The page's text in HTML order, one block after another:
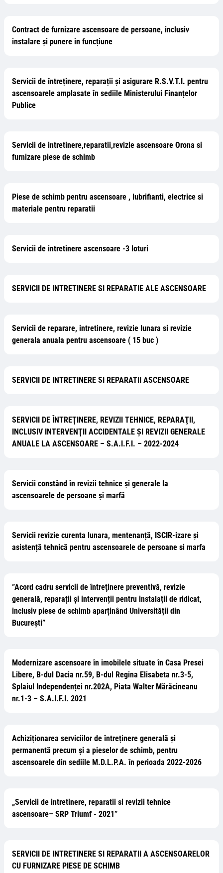
Contract de furnizare ascensoare de persoane, inclusiv
instalare și punere in funcțiune
Servicii de întreținere, reparații și asigurare R.S.V.T.I. pentru
ascensoarele amplasate în sediile Ministerului Finanțelor
Publice
Servicii de intretinere,reparatii,revizie ascensoare Orona si
furnizare piese de schimb
Piese de schimb pentru ascensoare , lubrifianti, electrice si
materiale pentru reparatii
Servicii de intretinere ascensoare -3 loturi
SERVICII DE INTRETINERE SI REPARATIE ALE ASCENSOARE
Servicii de reparare, intretinere, revizie lunara si revizie
generala anuala pentru ascensoare ( 15 buc )
SERVICII DE INTRETINERE SI REPARATII ASCENSOARE
SERVICII DE ÎNTREŢINERE, REVIZII TEHNICE, REPARAŢII,
INCLUSIV INTERVENŢII ACCIDENTALE ȘI REVIZII GENERALE
ANUALE LA ASCENSOARE – S.A.I.F.I. – 2022-2024
Servicii constând în revizii tehnice şi generale la
ascensoarele de persoane şi marfă
Servicii revizie curenta lunara, mentenanță, ISCIR-izare și
asistență tehnică pentru ascensoarele de persoane si marfa
”Acord cadru servicii de întreţinere preventivă, revizie
generală, reparații și intervenții pentru instalații de ridicat,
inclusiv piese de schimb aparținând Universității din
București”
Modernizare ascensoare în imobilele situate în Casa Presei
Libere, B-dul Dacia nr.59, B-dul Regina Elisabeta nr.3-5,
Splaiul Independenței nr.202A, Piata Walter Mărăcineanu
nr.1-3 – S.A.I.F.I. 2021
Achiziționarea serviciilor de întreținere generală și
permanentă precum și a pieselor de schimb, pentru
ascensoarele din sediile M.D.L.P.A. în perioada 2022-2026
„Servicii de intretinere, reparatii si revizii tehnice
ascensoare– SRP Triumf - 2021”
SERVICII DE INTRETINERE SI REPARATII A ASCENSOARELOR
CU FURNIZARE PIESE DE SCHIMB